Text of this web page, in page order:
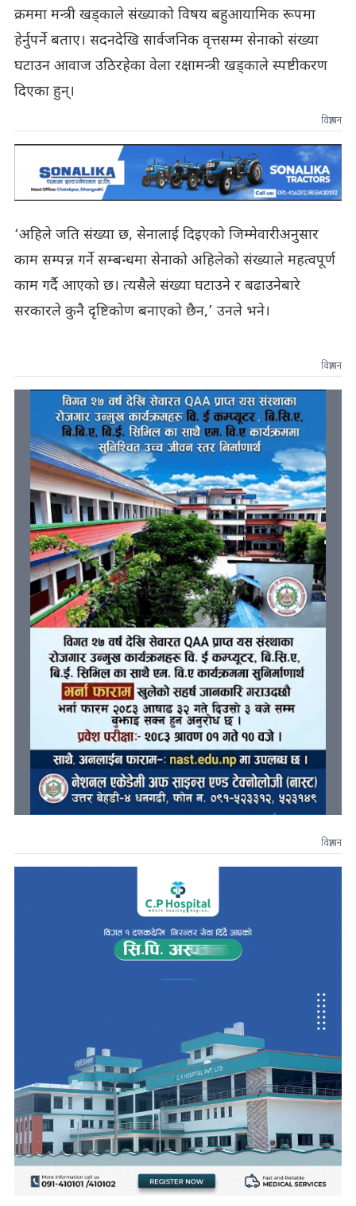
क्रममा मन्त्री खड्काले संख्याको विषय बहुआयामिक रूपमा
हेर्नुपर्ने बताए। सदनदेखि सार्वजनिक वृत्तसम्म सेनाको संख्या
घटाउन आवाज उठिरहेका वेला रक्षामन्त्री खड्काले स्पष्टीकरण
दिएका हुन्।
विज्ञापन
‘अहिले जति संख्या छ, सेनालाई दिइएको जिम्मेवारीअनुसार
काम सम्पन्न गर्ने सम्बन्धमा सेनाको अहिलेको संख्याले महत्वपूर्ण
काम गर्दै आएको छ। त्यसैले संख्या घटाउने र बढाउनेबारे
सरकारले कुनै दृष्टिकोण बनाएको छैन,’ उनले भने।
विज्ञापन
विज्ञापन